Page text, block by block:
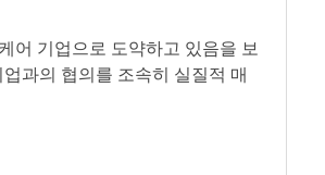
어 기업으로 도약하고 있음을 보
과의 협의를 조속히 실질적 매